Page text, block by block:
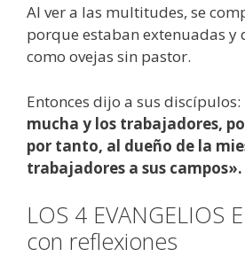
Al ver a las multitudes, se
porque estaban extenuadas y
como ovejas sin pastor.
Entonces dijo a sus discípulos:
mucha y los trabajadores,
por tanto, al dueño de la
trabajadores a sus campos».
LOS 4 EVANGELIOS
con reflexiones